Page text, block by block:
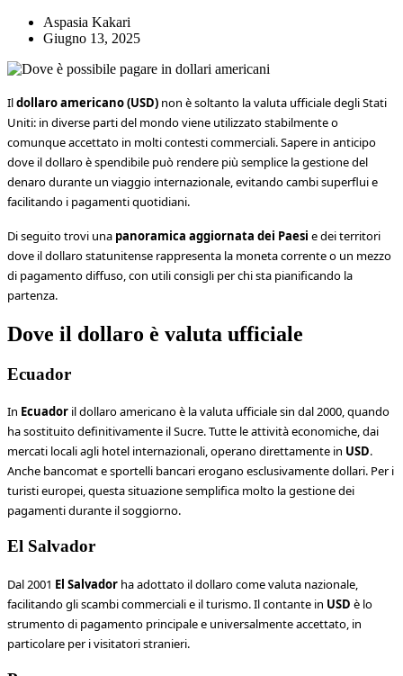
Aspasia Kakari
Giugno 13, 2025
Ildollaro americano (USD) non è soltanto la valuta ufficiale degli Stati
Uniti: in diverse parti del mondo viene utilizzato stabilmente o
comunque accettato in molti contesti commerciali. Sapere in anticipo
dove il dollaro è spendibile può rendere più semplice la gestione del
denaro durante un viaggio internazionale, evitando cambi superflui e
facilitando i pagamenti quotidiani.
Di seguito trovi una panoramica aggiornata dei Paesi e dei territori
dove il dollaro statunitense rappresenta la moneta corrente o un mezzo
di pagamento diffuso, con utili consigli per chi sta pianificando la
partenza.
Dove il dollaro è valuta ufficiale
Ecuador
In Ecuador il dollaro americano è la valuta ufficiale sin dal 2000, quando
ha sostituito definitivamente il Sucre. Tutte le attività economiche, dai
mercati locali agli hotel internazionali, operano direttamente in USD.
Anche bancomat e sportelli bancari erogano esclusivamente dollari. Per i
turisti europei, questa situazione semplifica molto la gestione dei
pagamenti durante il soggiorno.
El Salvador
Dal 2001 El Salvador ha adottato il dollaro come valuta nazionale,
facilitando gli scambi commerciali e il turismo. Il contante in USD è lo
strumento di pagamento principale e universalmente accettato, in
particolare per i visitatori stranieri.